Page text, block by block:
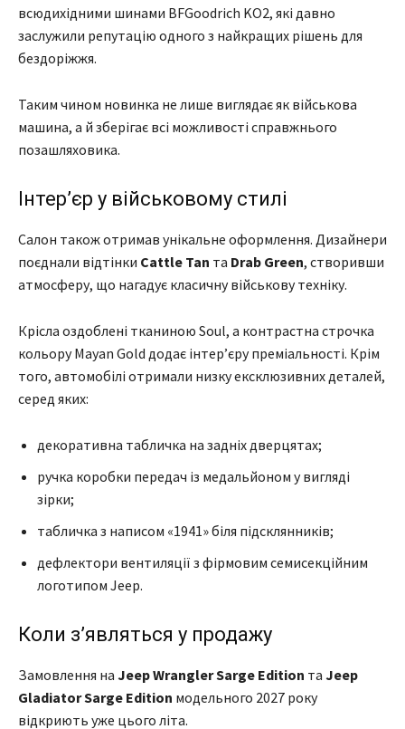
всюдихідними шинами BFGoodrich KO2, які давно
заслужили репутацію одного з найкращих рішень для
бездоріжжя.
Таким чином новинка не лише виглядає як військова
машина, а й зберігає всі можливості справжнього
позашляховика.
Інтер’єр у військовому стилі
Салон також отримав унікальне оформлення. Дизайнери
поєднали відтінки Cattle Tan та Drab Green, створивши
атмосферу, що нагадує класичну військову техніку.
Крісла оздоблені тканиною Soul, а контрастна строчка
кольору Mayan Gold додає інтер’єру преміальності. Крім
того, автомобілі отримали низку ексклюзивних деталей,
серед яких:
декоративна табличка на задніх дверцятах;
ручка коробки передач із медальйоном у вигляді
зірки;
табличка з написом «1941» біля підсклянників;
дефлектори вентиляції з фірмовим семисекційним
логотипом Jeep.
Коли з’являться у продажу
Замовлення на Jeep Wrangler Sarge Edition та Jeep
Gladiator Sarge Edition модельного 2027 року
відкриють уже цього літа.